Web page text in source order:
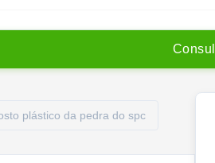
Consu
plástico da pedra do spc